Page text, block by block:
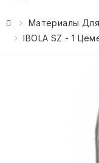
Материалы
IBOLA SZ - 1